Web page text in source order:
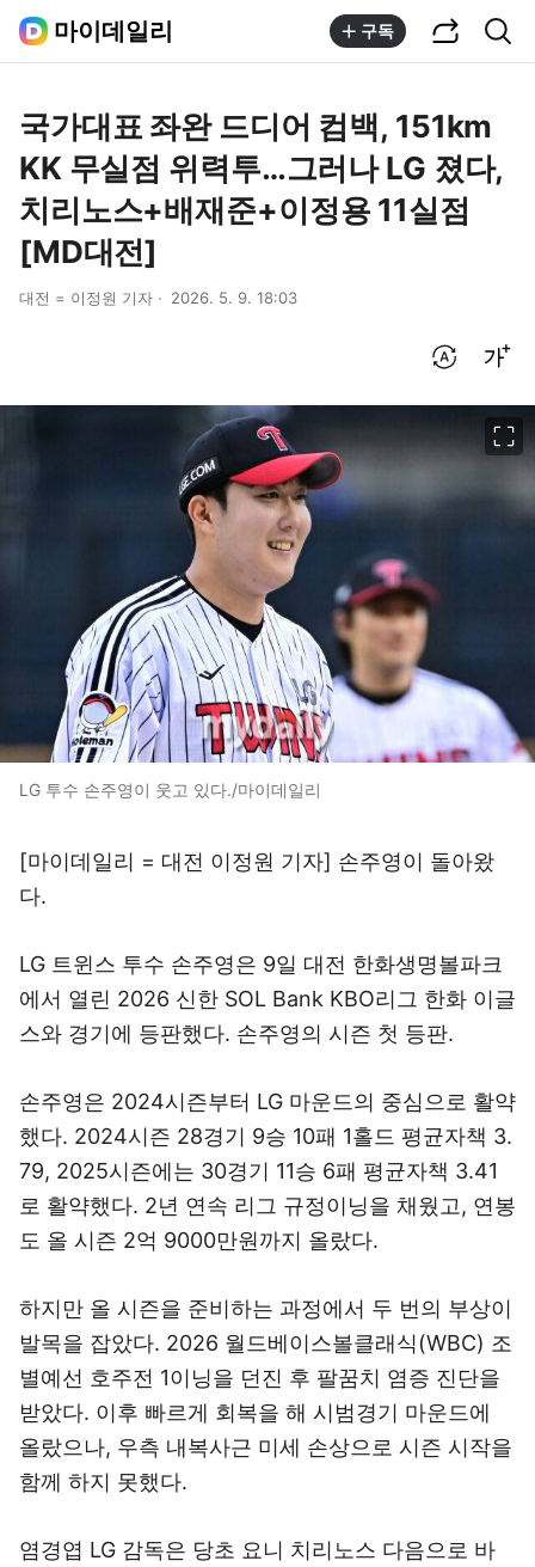
마이데일리 구독
국가대표 좌완 드디어 컴백, 151km
KK 무실점 위력투…그러나 LG 졌다,
치리노스+배재준+이정용 11실점
[MD대전]
대전 = 이정원 기자 2026. 5. 9. 18:03
LG 투수 손주영이 웃고 있다./마이데일리
[마이데일리 = 대전 이정원 기자] 손주영이 돌아왔
다.
LG 트윈스 투수 손주영은 9일 대전 한화생명볼파크
에서 열린 2026 신한 SOL Bank KBO리그 한화 이글
스와 경기에 등판했다. 손주영의 시즌 첫 등판.
손주영은 2024시즌부터 LG 마운드의 중심으로 활약
했다. 2024시즌 28경기 9승 10패 1홀드 평균자책 3.
79, 2025시즌에는 30경기 11승 6패 평균자책 3.41
로 활약했다. 2년 연속 리그 규정이닝을 채웠고, 연봉
도 올 시즌 2억 9000만원까지 올랐다.
하지만 올 시즌을 준비하는 과정에서 두 번의 부상이
발목을 잡았다. 2026 월드베이스볼클래식(WBC) 조
별예선 호주전 1이닝을 던진 후 팔꿈치 염증 진단을
받았다. 이후 빠르게 회복을 해 시범경기 마운드에
올랐으나, 우측 내복사근 미세 손상으로 시즌 시작을
함께 하지 못했다.
염경엽 LG 감독은 당초 요니 치리노스 다음으로 바